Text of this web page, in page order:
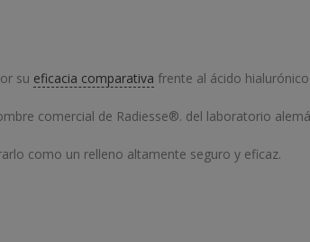
su eficacia comparativa frente al ácido
comercial de Radiesse®️. del laboratorio
como un relleno altamente seguro y eficaz.